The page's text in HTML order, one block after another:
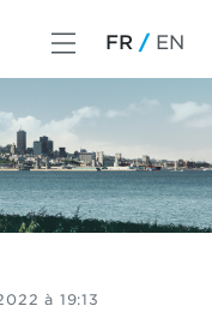
FR EN
à 19:13